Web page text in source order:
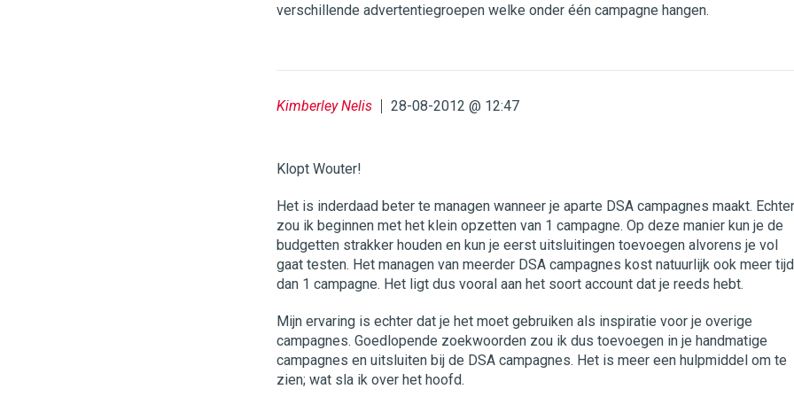
verschillende advertentiegroepen welke onder één campagne hangen.
Kimberley Nelis 28-08-2012 @ 12:47
Klopt Wouter!
Het is inderdaad beter te managen wanneer je aparte DSA campagnes maakt. Echter
zou ik beginnen met het klein opzetten van 1 campagne. Op deze manier kun je de
budgetten strakker houden en kun je eerst uitsluitingen toevoegen alvorens je vol
gaat testen. Het managen van meerder DSA campagnes kost natuurlijk ook meer tijd
dan 1 campagne. Het ligt dus vooral aan het soort account dat je reeds hebt.
Mijn ervaring is echter dat je het moet gebruiken als inspiratie voor je overige
campagnes. Goedlopende zoekwoorden zou ik dus toevoegen in je handmatige
campagnes en uitsluiten bij de DSA campagnes. Het is meer een hulpmiddel om te
zien; wat sla ik over het hoofd.